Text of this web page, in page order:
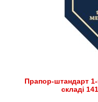
Прапор-штандарт
складі